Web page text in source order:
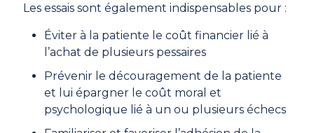
Les essais sont également indispensables pour :
Éviter à la patiente le coût financier lié à
l’achat de plusieurs pessaires
Prévenir le découragement de la patiente
et lui épargner le coût moral et
psychologique lié à un ou plusieurs échecs